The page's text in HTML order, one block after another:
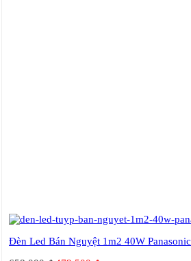
Đèn Led Bán Nguyệt 1m2 40W Panasonic